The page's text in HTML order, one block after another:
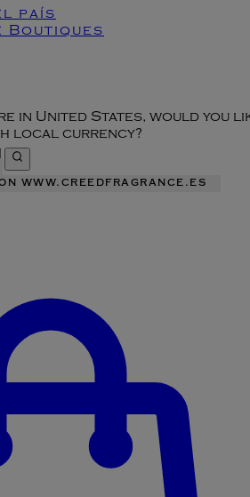
in United States, would you
local currency?
www.creedfragrance.es
país
Boutiques